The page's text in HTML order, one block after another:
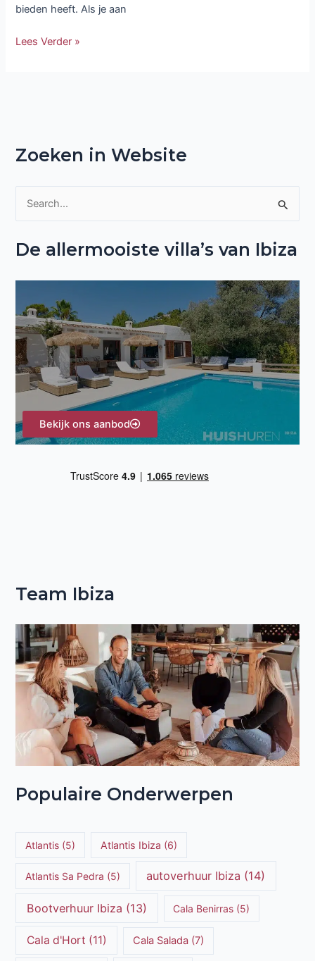
bieden heeft. Als je aan
Lees Verder »
Zoeken in Website
e
a
r
:
De allermooiste villa’s van Ibiza
Bekijk ons aanbod
Team Ibiza
Populaire Onderwerpen
Atlantis (5) Atlantis Ibiza (6)
Atlantis Sa Pedra (5) autoverhuur Ibiza (14)
Bootverhuur Ibiza (13) Cala Benirras (5)
Cala d'Hort (11) Cala Salada(7)